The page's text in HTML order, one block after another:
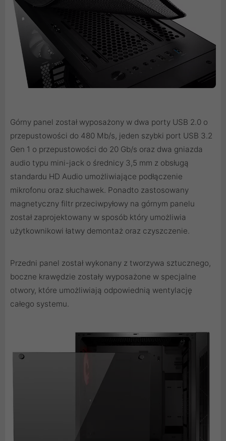
Górny panel został wyposażony w dwa porty USB 2.0 o
przepustowości do 480 Mb/s, jeden szybki port USB 3.2
Gen 1 o przepustowości do 20 Gb/s oraz dwa gniazda
audio typu mini-jack o średnicy 3,5 mm z obsługą
standardu HD Audio umożliwiające podłączenie
mikrofonu oraz słuchawek. Ponadto zastosowany
magnetyczny filtr przeciwpyłowy na górnym panelu
został zaprojektowany w sposób który umożliwia
użytkownikowi łatwy demontaż oraz czyszczenie.
Przedni panel został wykonany z tworzywa sztucznego,
boczne krawędzie zostały wyposażone w specjalne
otwory, które umożliwiają odpowiednią wentylację
całego systemu.